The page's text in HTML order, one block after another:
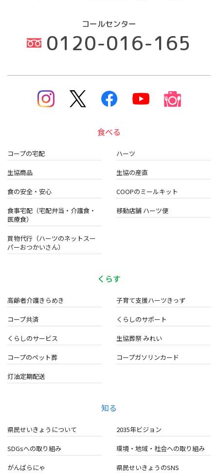
コールセンター
0120-016-165
食べる
コープの宅配 ハーツ
生協商品 生協の産直
食の安全・安心 COOPのミールキット
食事宅配（宅配弁当・介護食・
医療食）
移動店舗 ハーツ便
買物代行（ハーツのネットスー
パーおつかいさん）
くらす
高齢者介護きらめき 子育て支援ハーツきっず
コープ共済 くらしのサポート
くらしのサービス 生協葬祭 みれい
コープのペット葬 コープガソリンカード
灯油定期配送
知る
県民せいきょうについて 2035年ビジョン
SDGsへの取り組み 環境・地域・ 社会への取り組み
がんばらにゃ 県民せいきょうのSNS